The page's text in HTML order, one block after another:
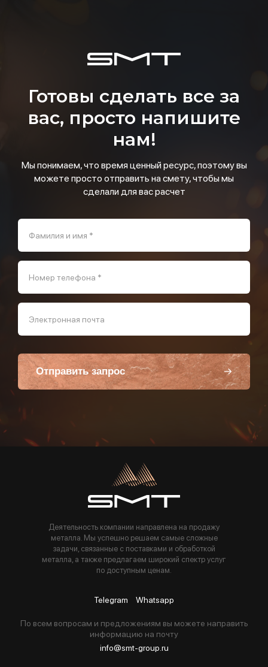
Готовы сделать все за
вас, просто напишите
нам!
Мы понимаем, что время ценный ресурс, поэтому вы
можете просто отправить на смету, чтобы мы
сделали для вас расчет
Фамилия и имя *
Номер телефона *
Электронная почта
Отправить запрос
Пользуясь данной формой вы соглашаетесь с политикой компании
Деятельность компании направлена на продажу
металла. Мы успешно решаем самые сложные
задачи, связанные с поставками и обработкой
металла, а также предлагаем широкий спектр услуг
по доступным ценам.
Telegram Whatsapp
По всем вопросам и предложениям вы можете направить
информацию на почту
info@smt-group.ru